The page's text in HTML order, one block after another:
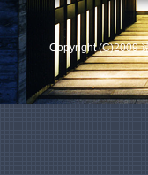
Copyright (C)2009